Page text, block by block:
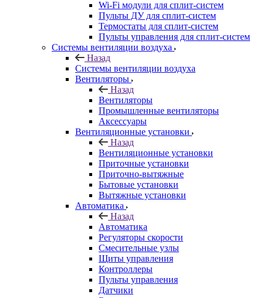
Wi-Fi модули для сплит-систем
Пульты ДУ для сплит-систем
Термостаты для сплит-систем
Пульты управления для сплит-систем
Системы вентиляции воздуха
Назад
Системы вентиляции воздуха
Вентиляторы
Назад
Вентиляторы
Промышленные вентиляторы
Аксессуары
Вентиляционные установки
Назад
Вентиляционные установки
Приточные установки
Приточно-вытяжные
Бытовые установки
Вытяжные установки
Автоматика
Назад
Автоматика
Регуляторы скорости
Смесительные узлы
Щиты управления
Контроллеры
Пульты управления
Датчики